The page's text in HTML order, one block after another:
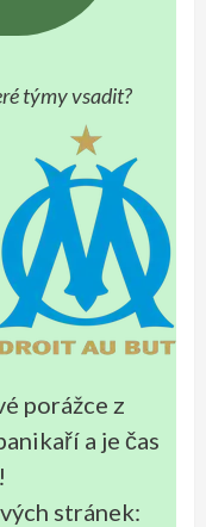
týmy vsadit?
porážce z
a je čas
stránek: